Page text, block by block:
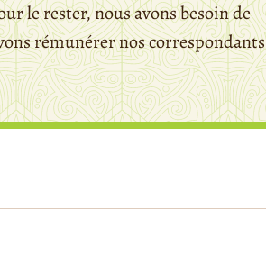
le rester, nous avons besoin de
rémunérer nos correspondants